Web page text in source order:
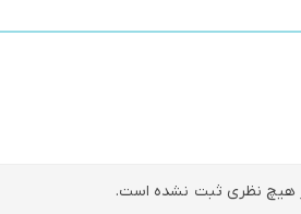
هیچ نظری ثبت نشده است.